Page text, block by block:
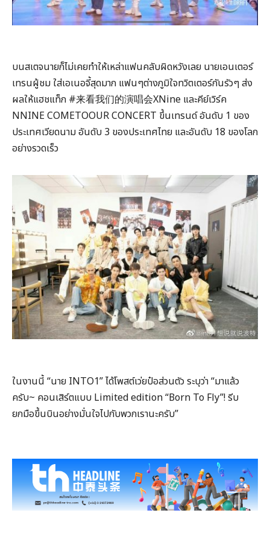
บนสเตจนายก็ไม่เคยทำให้เหล่าแฟนคลับผิดหวังเลย นายเอนเตอร์
เทรนผู้ชม ใส่เอเนอจี้สุดมาก แฟนๆต่างภูมิใจทวิตเตอร์กันรัวๆ ส่ง
ผลให้แฮชแท็ก #来看我们的演唱会XNine และคีย์เวิร์ค
NNINE COMETOOUR CONCERT ขึ้นเทรนด์ อันดับ 1 ของ
ประเทศเวียดนาม อันดับ 3 ของประเทศไทย และอันดับ 18 ของโลก
อย่างรวดเร็ว
ในงานนี้ “นาย INTO1” ได้โพสต์เว่ยป๋อส่วนตัว ระบุว่า “มาแล้ว
ครับ~ คอนเสิร์ตแบบ Limited edition “Born To Fly”! รีบ
ยกมือขึ้นบินอย่างมั่นใจไปกับพวกเรานะครับ”